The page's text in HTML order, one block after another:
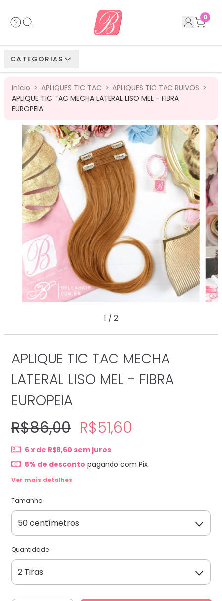
0
CATEGORIAS
Cabelos Humanos
Cabelos Bio Vegetais
Cabelos Humanos
Cabelos Bio Vegetais
Cabelos Bio Fibra
Início > APLIQUES TIC TAC > APLIQUES TIC TAC RUIVOS >
APLIQUE TIC TAC MECHA LATERAL LISO MEL - FIBRA
EUROPEIA
40%
OFF
1 / 2
APLIQUE TIC TAC MECHA
LATERAL LISO MEL - FIBRA
EUROPEIA
R$86,00 R$51,60
6x de R$8,60 sem juros
5% de desconto pagando com Pix
Ver mais detalhes
Tamanho
Quantidade